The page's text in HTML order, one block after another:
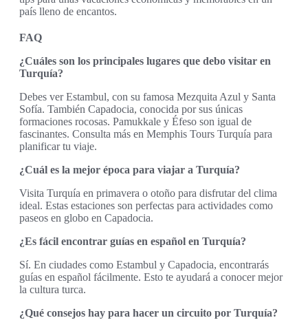
país lleno de encantos.
FAQ
¿Cuáles son los principales lugares que debo visitar en
Turquía?
Debes ver Estambul, con su famosa Mezquita Azul y Santa
Sofía. También Capadocia, conocida por sus únicas
formaciones rocosas. Pamukkale y Éfeso son igual de
fascinantes. Consulta más en Memphis Tours Turquía para
planificar tu viaje.
¿Cuál es la mejor época para viajar a Turquía?
Visita Turquía en primavera o otoño para disfrutar del clima
ideal. Estas estaciones son perfectas para actividades como
paseos en globo en Capadocia.
¿Es fácil encontrar guías en español en Turquía?
Sí. En ciudades como Estambul y Capadocia, encontrarás
guías en español fácilmente. Esto te ayudará a conocer mejor
la cultura turca.
¿Qué consejos hay para hacer un circuito por Turquía?